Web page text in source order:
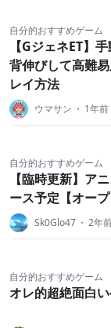
自分的おすすめゲーム
【GジェネET】
背伸びして高難
レイ方法
ウマサン ・ 1年前
自分的おすすめゲーム
【臨時更新】ア
ース予定【オー
Sk0Glo47 ・ 2年
自分的おすすめゲーム
オレ的超絶面白